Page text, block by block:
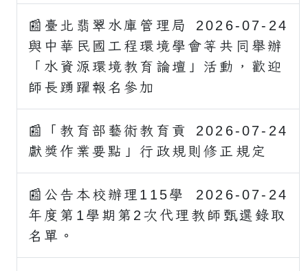
2026-07-24
📰臺北翡翠水庫管理局
與中華民國工程環境學會等共同舉辦
「水資源環境教育論壇」活動，歡迎
師長踴躍報名參加
2026-07-24
📰「教育部藝術教育貢
獻獎作業要點」行政規則修正規定
2026-07-24
📰公告本校辦理115學
年度第1學期第2次代理教師甄選錄取
名單。